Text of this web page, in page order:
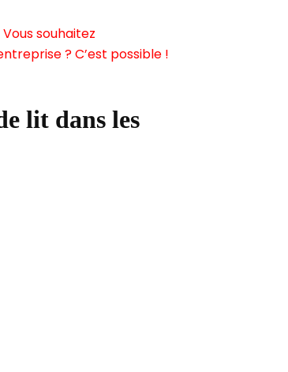
souhaitez
? C’est possible !
lit dans les